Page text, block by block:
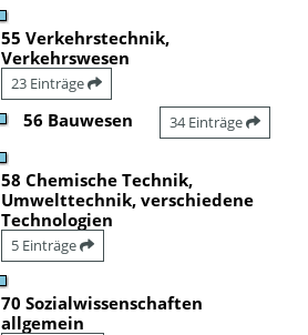
55 Verkehrstechnik,
Verkehrswesen
23 Einträge
56 Bauwesen 34 Einträge
58 Chemische Technik,
Umwelttechnik, verschiedene
Technologien
5 Einträge
70 Sozialwissenschaften
allgemein